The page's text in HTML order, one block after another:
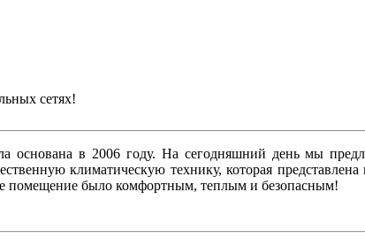
сетях!
основана в 2006 году. На сегодняшний день мы
климатическую технику, которая
помещение было комфортным, теплым и безопасным!